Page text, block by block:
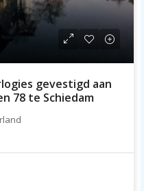
gevestigd aan
78 te Schiedam